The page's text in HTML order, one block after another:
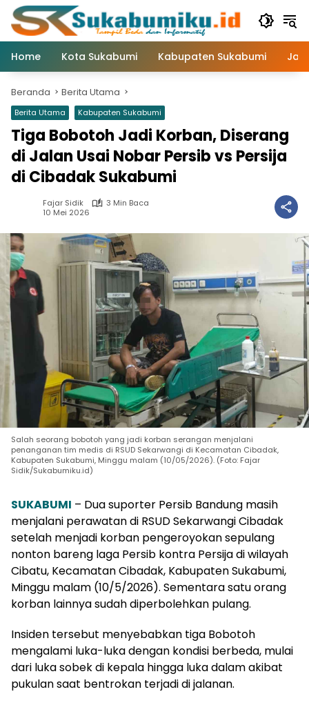
Langsung
konten
Home
Kota Sukabumi Kabupaten Sukabumi
Beranda Berita Utama
Berita Utama Kabupaten Sukabumi
Tiga Bobotoh Jadi Korban, Diserang
di Jalan Usai Nobar Persib vs Persija
di Cibadak Sukabumi
Fajar Sidik
3 Min Baca
10 Mei 2026
Salah seorang bobotoh yang jadi korban serangan menjalani
penanganan tim medis di RSUD Sekarwangi di Kecamatan Cibadak,
Kabupaten Sukabumi, Minggu malam (10/05/2026). (Foto: Fajar
Sidik/Sukabumiku.id)
SUKABUMI – Dua suporter Persib Bandung masih
menjalani perawatan di RSUD Sekarwangi Cibadak
setelah menjadi korban pengeroyokan sepulang
nonton bareng laga Persib kontra Persija di wilayah
Cibatu, Kecamatan Cibadak, Kabupaten Sukabumi,
Minggu malam (10/5/2026). Sementara satu orang
korban lainnya sudah diperbolehkan pulang.
Insiden tersebut menyebabkan tiga Bobotoh
mengalami luka-luka dengan kondisi berbeda, mulai
dari luka sobek di kepala hingga luka dalam akibat
pukulan saat bentrokan terjadi di jalanan.